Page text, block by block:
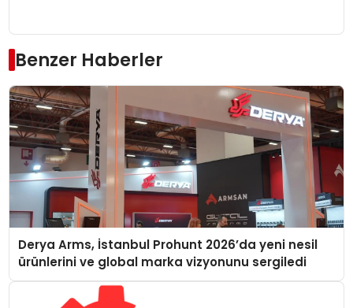
Benzer Haberler
Derya Arms, İstanbul Prohunt 2026’da yeni nesil
ürünlerini ve global marka vizyonunu sergiledi